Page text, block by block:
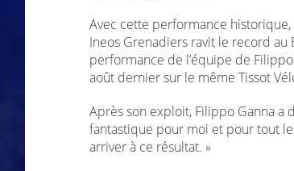
Avec cette performance historique,
Ineos Grenadiers ravit le record
performance de l’équipe de
août dernier sur le même Tissot
Après son exploit, Filippo Ganna
fantastique pour moi et pour tout
arriver à ce résultat. »